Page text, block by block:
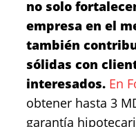
no solo
empresa en el
también
sólidas con
interesados. En
obtener hasta 3
garantía